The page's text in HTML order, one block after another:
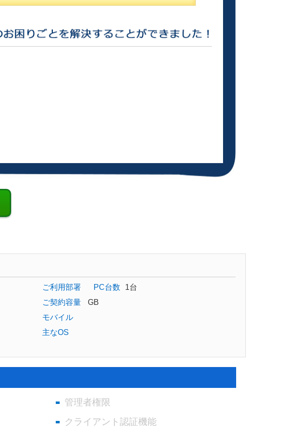
ご利用部署 PC台数
1台
ご契約容量
GB
モバイル
主なOS
管理者権限
クライアント認証機能